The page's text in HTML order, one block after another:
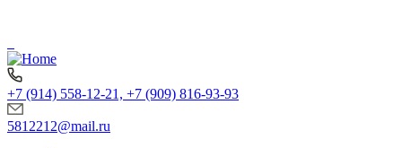
+7 (914) 558-12-21, +7 (909) 816-93-93
5812212@mail.ru